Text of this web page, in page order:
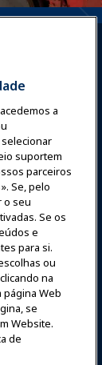
a
suportem
parceiros
Se, pelo
o seu
Se os
e
para si.
ou
na
Web
se
Website.
de